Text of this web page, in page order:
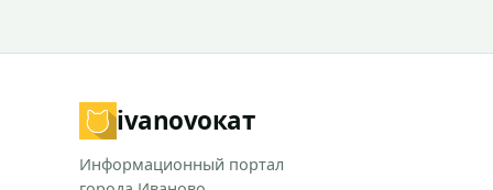
ivanovoкат
Информационный портал